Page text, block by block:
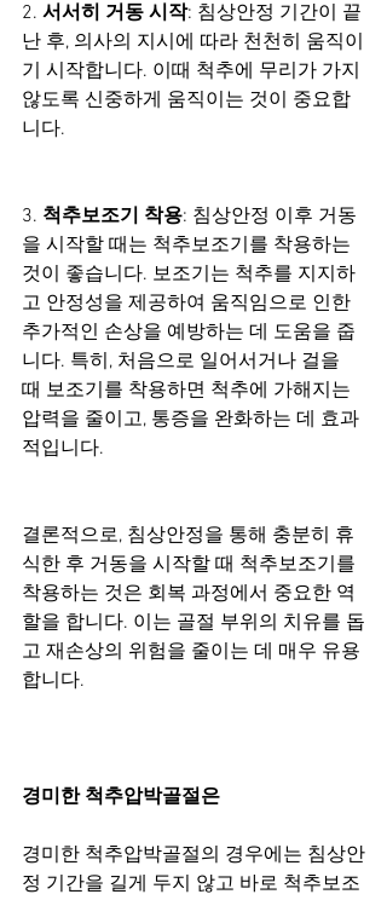
2. 서서히 거동 시작: 침상안정 기간이 끝
난 후, 의사의 지시에 따라 천천히 움직이
기 시작합니다. 이때 척추에 무리가 가지
않도록 신중하게 움직이는 것이 중요합
니다.
3. 척추보조기 착용: 침상안정 이후 거동
을 시작할 때는 척추보조기를 착용하는
것이 좋습니다. 보조기는 척추를 지지하
고 안정성을 제공하여 움직임으로 인한
추가적인 손상을 예방하는 데 도움을 줍
니다. 특히, 처음으로 일어서거나 걸을
때 보조기를 착용하면 척추에 가해지는
압력을 줄이고, 통증을 완화하는 데 효과
적입니다.
결론적으로, 침상안정을 통해 충분히 휴
식한 후 거동을 시작할 때 척추보조기를
착용하는 것은 회복 과정에서 중요한 역
할을 합니다. 이는 골절 부위의 치유를 돕
고 재손상의 위험을 줄이는 데 매우 유용
합니다.
경미한 척추압박골절은
경미한 척추압박골절의 경우에는 침상안
정 기간을 길게 두지 않고 바로 척추보조